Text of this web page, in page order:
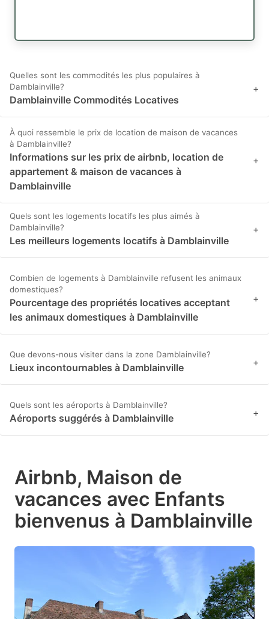
Quelles sont les commodités les plus populaires à
Damblainville?
Damblainville Commodités Locatives
+
À quoi ressemble le prix de location de maison de vacances
à Damblainville?
Informations sur les prix de airbnb, location de
appartement & maison de vacances à
Damblainville
+
Quels sont les logements locatifs les plus aimés à
Damblainville?
Les meilleurs logements locatifs à Damblainville
+
Combien de logements à Damblainville refusent les animaux
domestiques?
Pourcentage des propriétés locatives acceptant
les animaux domestiques à Damblainville
+
Que devons-nous visiter dans la zone Damblainville?
Lieux incontournables à Damblainville +
Quels sont les aéroports à Damblainville?
Aéroports suggérés à Damblainville +
Airbnb, Maison de
vacances avec Enfants
bienvenus à Damblainville